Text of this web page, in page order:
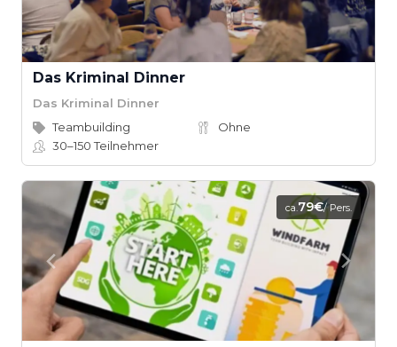
Das Kriminal Dinner
Das Kriminal Dinner
Teambuilding
Ohne
30–150Teilnehmer
ca.79€/ Pers.